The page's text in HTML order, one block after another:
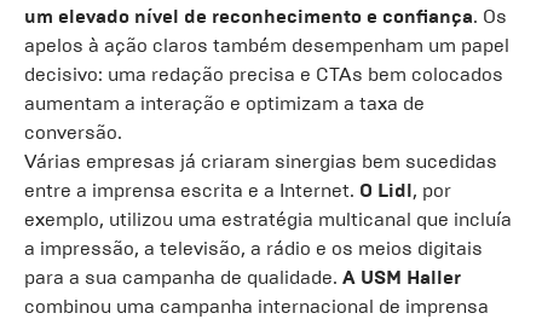
um elevado nível de reconhecimento e confiança. Os
apelos à ação claros também desempenham um papel
decisivo: uma redação precisa e CTAs bem colocados
aumentam a interação e optimizam a taxa de
conversão.
Várias empresas já criaram sinergias bem sucedidas
entre a imprensa escrita e a Internet. O Lidl, por
exemplo, utilizou uma estratégia multicanal que incluía
a impressão, a televisão, a rádio e os meios digitais
para a sua campanha de qualidade. A USM Haller
combinou uma campanha internacional de imprensa